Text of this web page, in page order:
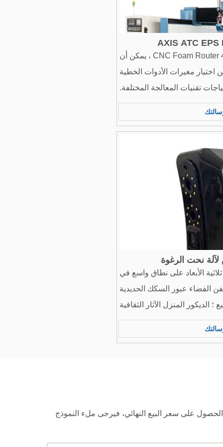
CNC Foam Router 4 Axis Machining Center ، يمكن أن
درجة ، ويمكن اختيار مغيرات الأدوات الخطية
نحت الرغوة
الأبعاد على نطاق واسع في
الفضاء عبور السكك الحديدية
؛ الديكور المنزل الآثار الثقافية
العلمي ؛ عرض الواقع الافتراضي
ثلاثية الأبعاد الصناعات
سيعود إليك مدير المبيعات في 12 ساعة. إذا كنت ترغب في الحصول على سعر البيع النهائي، فيرجى ملء النموذج